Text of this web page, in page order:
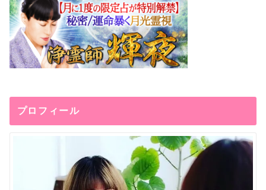
プロフィール